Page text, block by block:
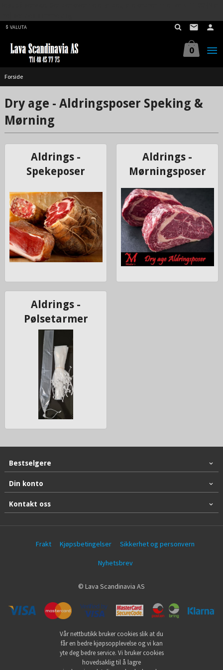
VALUTA
0
Forside
Dry age - Aldringsposer Speking &
Mørning
Aldrings -
Spekeposer
Aldrings -
Mørningsposer
Aldrings -
Pølsetarmer
Bestselgere
Din konto
Kontakt oss
Frakt Kjøpsbetingelser Sikkerhet og personvern
Nyhetsbrev
© Lava Scandinavia AS
Vår nettbutikk bruker cookies slik at du
får en bedre kjøpsopplevelse og vi kan
yte deg bedre service. Vi bruker cookies
hovedsaklig til å lagre